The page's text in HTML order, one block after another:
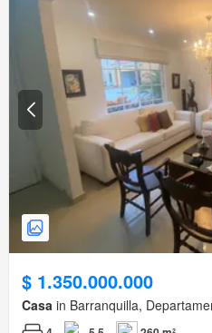
$ 1.350.000.000
Casa in Barranquilla,